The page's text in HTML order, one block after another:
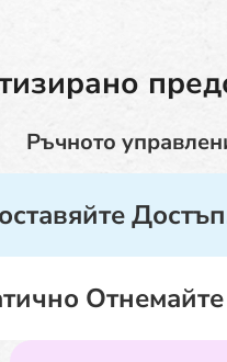
Ръчното